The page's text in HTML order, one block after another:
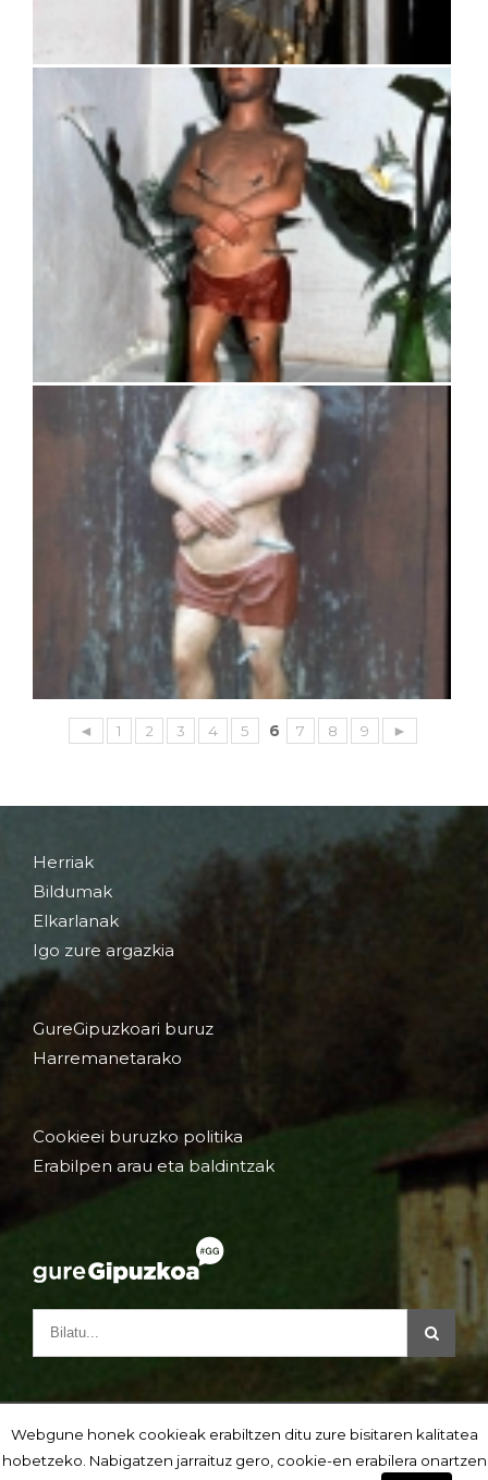
◄ 1 2 3 4 5 6 7 8 9 ►
Herriak
Bildumak
Elkarlanak
Igo zure argazkia
GureGipuzkoari buruz
Harremanetarako
Cookieei buruzko politika
Erabilpen arau eta baldintzak
Webgune honek cookieak erabiltzen ditu zure bisitaren kalitatea
hobetzeko. Nabigatzen jarraituz gero, cookie-en erabilera onartzen